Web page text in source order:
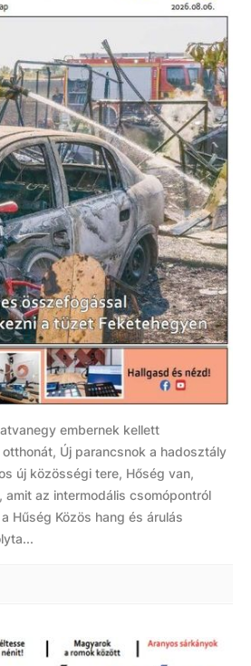
embernek kellett
Új parancsnok a hadosztály
új közösségi tere, Hőség van,
amit az intermodális csomópontról
Hűség Közös hang és árulás